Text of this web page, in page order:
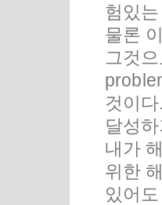
험있
물론
그것
것이
달성
내가
위한
있어